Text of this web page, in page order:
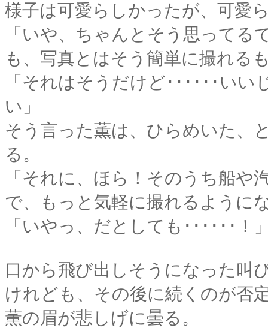
様子は可愛らしかったが、可愛
「いや、ちゃんとそう思って
も、写真とはそう簡単に撮れる
「それはそうだけど･･････い
い」
そう言った薫は、ひらめいた、
る。
「それに、ほら！そのうち船や
で、もっと気軽に撮れるように
「いやっ、だとしても･･････！
口から飛び出しそうになった叫
けれども、その後に続くのが否
薫の眉が悲しげに曇る。